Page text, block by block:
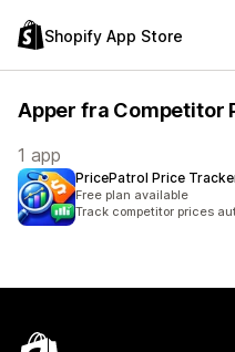
Shopify App Store
Apper fra Competitor
1 app
PricePatrol Price
Free plan available
Track competitor prices